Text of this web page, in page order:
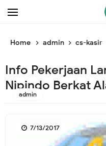
/* ganti
Home admin cs-kasir
Info Pekerjaan
Nipindo Berkat
admin
7/13/2017